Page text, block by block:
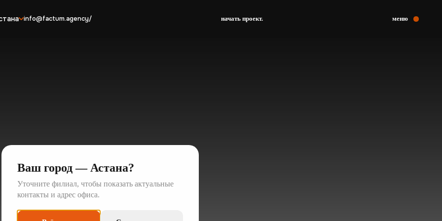
Ваш город — Астана?
Уточните филиал, чтобы показать актуальные
контакты и адрес офиса.
info@factum.agency/ начать проект. меню